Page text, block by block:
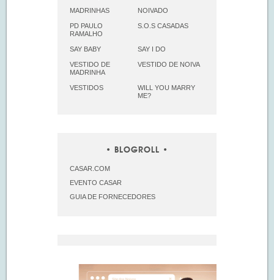
MADRINHAS NOIVADO
PD PAULO
RAMALHO
S.O.S CASADAS
SAY BABY SAY I DO
VESTIDO DE
MADRINHA
VESTIDO DE NOIVA
VESTIDOS
WILL YOU MARRY
ME?
BLOGROLL
CASAR.COM
EVENTO CASAR
GUIA DE FORNECEDORES